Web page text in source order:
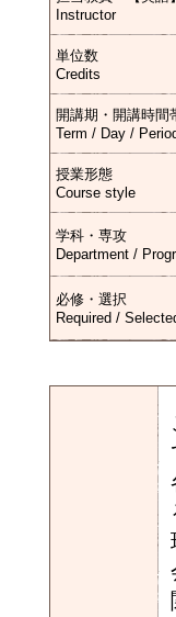
Instructor
単位数
Credits
開講期・開講時間
Term / Day /
授業形態
Course style
学科・専攻
Department /
必修・選択
Required /